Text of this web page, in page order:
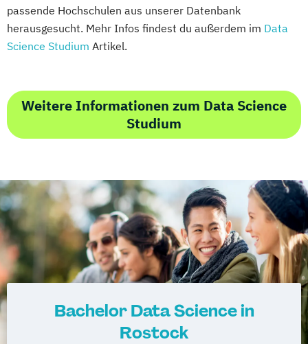
passende Hochschulen aus unserer Datenbank
herausgesucht. Mehr Infos findest du außerdem im Data
Science Studium Artikel.
Weitere Informationen zum Data Science
Studium
Bachelor Data Science in
Rostock